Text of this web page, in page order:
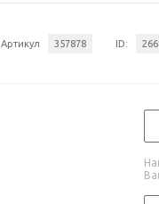
Артикул 357878 ID: